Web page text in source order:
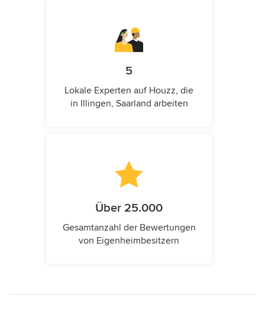
5
Lokale Experten auf Houzz, die
in Illingen, Saarland arbeiten
Über 25.000
Gesamtanzahl der Bewertungen
von Eigenheimbesitzern